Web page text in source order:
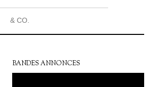
& CO.
BANDES ANNONCES